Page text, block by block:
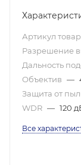
Артикул
Разрешение
Дальность
Объектив —
Защита от
WDR — 120
Все